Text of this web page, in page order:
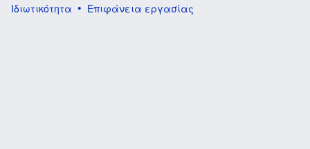
Ιδιωτικότητα
Επιφάνεια εργασίας